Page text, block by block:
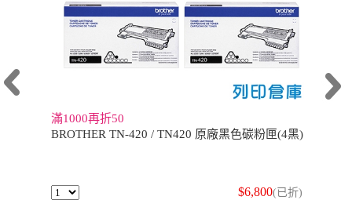
滿1000再折50
BROTHER TN-420 / TN420 原廠黑色碳粉匣(4黑)
$6,800(已折)